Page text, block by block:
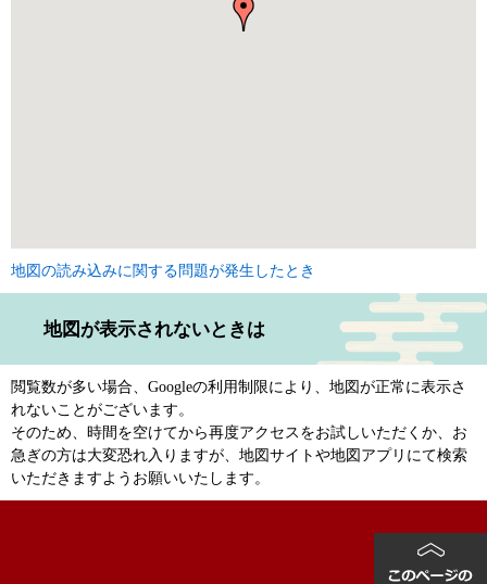
地図の読み込みに関する問題が発生したとき
地図が表示されないときは
閲覧数が多い場合、Googleの利用制限により、地図が正常に表示さ
れないことがございます。
そのため、時間を空けてから再度アクセスをお試しいただくか、お
急ぎの方は大変恐れ入りますが、地図サイトや地図アプリにて検索
いただきますようお願いいたします。